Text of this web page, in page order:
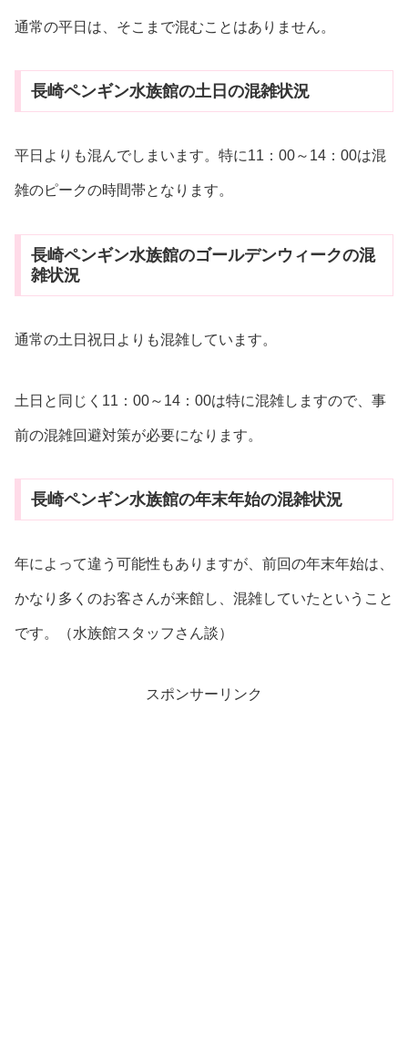
通常の平日は、そこまで混むことはありません。
長崎ペンギン水族館の土日の混雑状況
平日よりも混んでしまいます。特に11：00～14：00は混
雑のピークの時間帯となります。
長崎ペンギン水族館のゴールデンウィークの混
雑状況
通常の土日祝日よりも混雑しています。
土日と同じく11：00～14：00は特に混雑しますので、事
前の混雑回避対策が必要になります。
長崎ペンギン水族館の年末年始の混雑状況
年によって違う可能性もありますが、前回の年末年始は、
かなり多くのお客さんが来館し、混雑していたということ
です。（水族館スタッフさん談）
スポンサーリンク